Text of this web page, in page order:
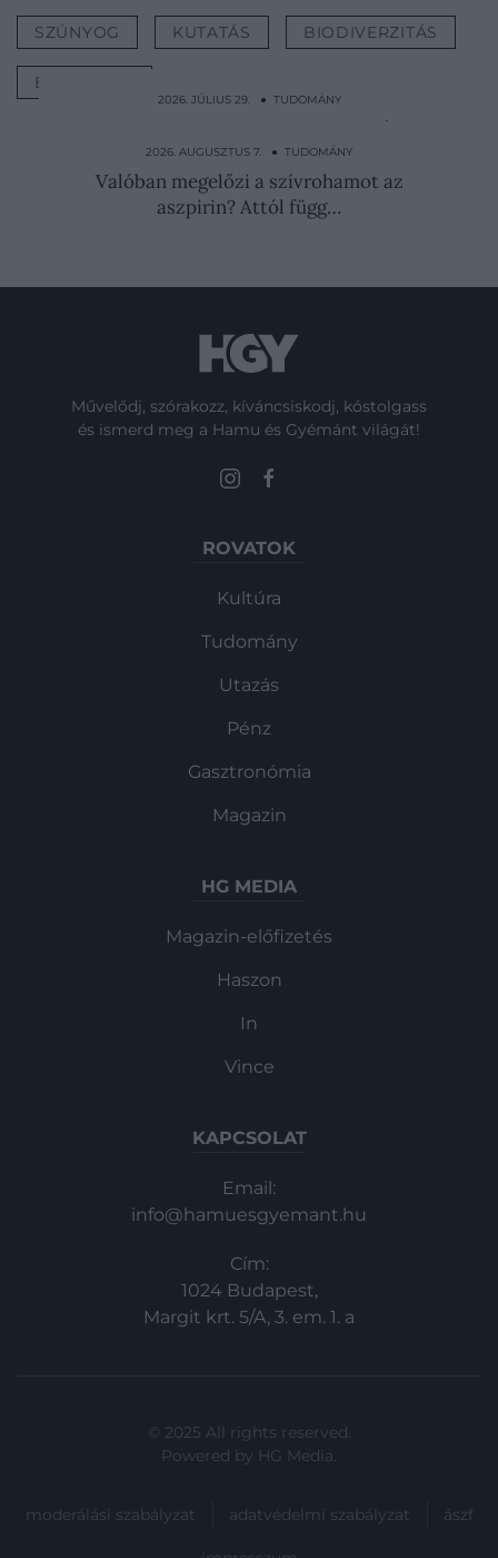
SZÚNYOG KUTATÁS BIODIVERZITÁS
ERDŐIRTÁS
2026. JÚLIUS 29. ● TUDOMÁNY
Ember-majom gyerekeket akart világra
hozni egy szovjet tudós
2026. AUGUSZTUS 7. ● TUDOMÁNY
Valóban megelőzi a szívrohamot az
aszpirin? Attól függ…
Művelődj, szórakozz, kíváncsiskodj, kóstolgass
és ismerd meg a Hamu és Gyémánt világát!
ROVATOK
Kultúra
Tudomány
Utazás
Pénz
Gasztronómia
Magazin
HG MEDIA
Magazin-előfizetés
Haszon
In
Vince
KAPCSOLAT
Email:
info@hamuesgyemant.hu
Cím:
1024 Budapest,
Margit krt. 5/A, 3. em. 1. a
© 2025 All rights reserved.
Powered by HG Media.
moderálási szabályzat adatvédelmi szabályzat ászf